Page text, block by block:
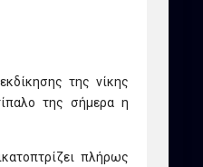
της νίκης
της σήμερα η
πλήρως